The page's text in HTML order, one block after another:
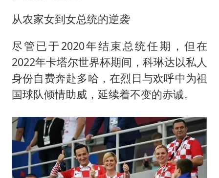
从农家女到女总统的逆袭
尽管已于2020年结束总统任期，但在
2022年卡塔尔世界杯期间，科琳达以私人
身份自费奔赴多哈，在烈日与欢呼中为祖
国球队倾情助威，延续着不变的赤诚。